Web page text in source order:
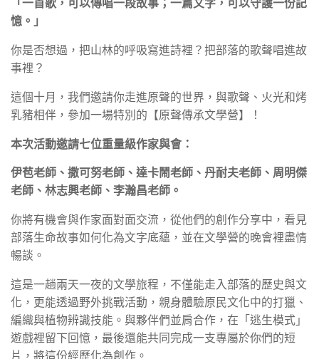
憶。」
你是否想過，把山林的呼吸寫進詩裡？把部落的歌聲唱進故
事裡？
這個十月，我們邀請你走進原聲的世界，與歌聲、火光和烤
乳豬相伴，參加一場特別的【原聲傳承文學營】！
本次活動邀請七位重量級作家與會：
伊苞老師、撒可努老師、達卡鬧老師、丹耐夫老師、周明傑
老師、林志興老師、李瀚昌老師。
你將有機會與作家面對面交流，從他們的創作分享中，看見
部落生命故事如何化為文字底蘊，並在文學營的晚會裡盡情
暢談。
這是一趟兩天一夜的文學旅程，不僅能走入部落的歷史與文
化，更能透過野外挑戰活動，親身體驗原民文化中的打獵、
編織與植物辨識技能。與夥伴們並肩合作，在「逃生模式」
遊戲裡留下回憶，最後還能共同完成一支專屬於你們的短
片，將這份經歷化為創作。